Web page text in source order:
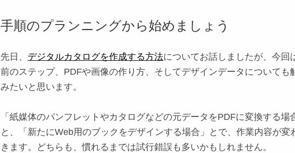
手順のプランニングから始めましょう
先日、 デジタルカタログを作成する方法についてお話しましたが、今回
前のステップ、PDFや画像の作り方、そしてデザインデータについても
みたいと思います。
「 紙媒体のパンフレットやカタログなどの元データをPDFに変換する場
と、「 新たにWeb用のブックをデザインする場合 」とで、作業内容が変
きます。どちらも、慣れるまでは試行錯誤も多いかもしれません。